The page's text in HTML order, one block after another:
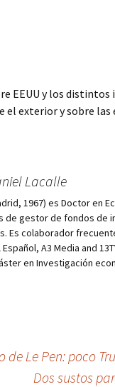
EEUU y los
exterior y sobre las
Lacalle
1967) es Doctor en
de gestor de fondos de
Es colaborador
A3 Media and
en Investigación
Le Pen: poco
Dos sustos